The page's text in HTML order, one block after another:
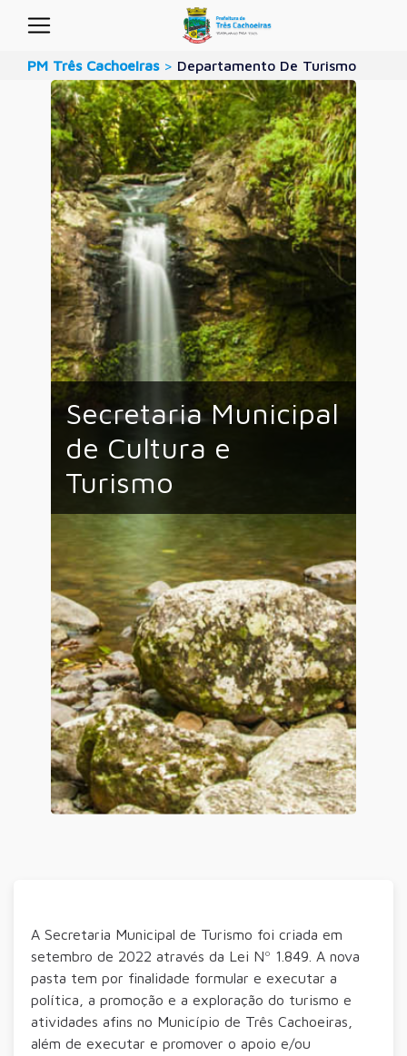
PM Três Cachoeiras > Departamento De Turismo
Secretaria Municipal
de Cultura e
Turismo
A Secretaria Municipal de Turismo foi criada em
setembro de 2022 através da Lei Nº 1.849. A nova
pasta tem por finalidade formular e executar a
política, a promoção e a exploração do turismo e
atividades afins no Município de Três Cachoeiras,
além de executar e promover o apoio e/ou